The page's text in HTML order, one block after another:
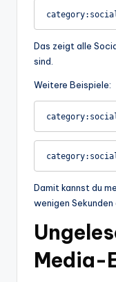
Das zeigt alle
sind.
Weitere Beispiele:
Damit kannst du
wenigen Sekunden
Media-